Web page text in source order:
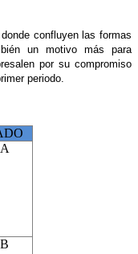
confluyen las formas
un motivo más para
por su compromiso
periodo.